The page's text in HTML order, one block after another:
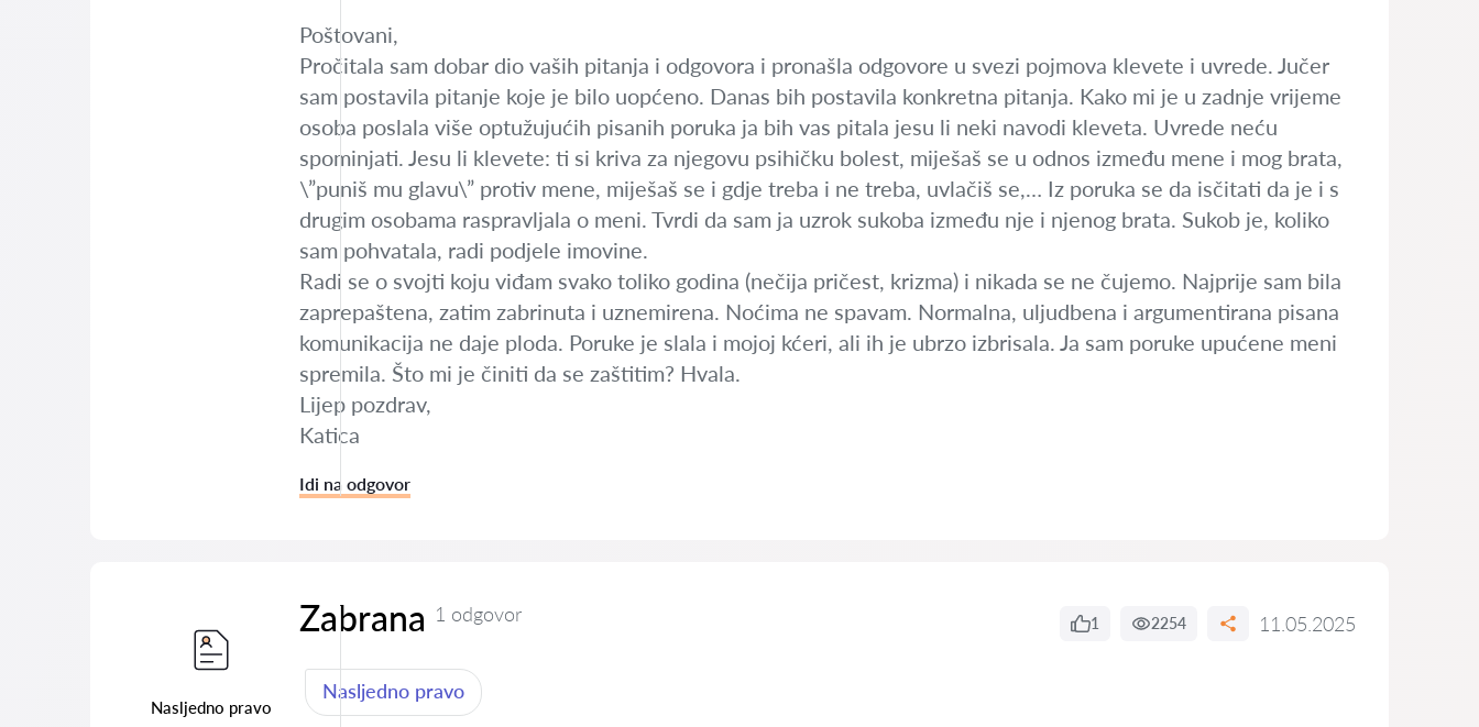
Poštovani,
Pročitala sam dobar dio vaših pitanja i odgovora i pronašla odgovore u svezi pojmova klevete i uvrede. Jučer
sam postavila pitanje koje je bilo uopćeno. Danas bih postavila konkretna pitanja. Kako mi je u zadnje vrijeme
osoba poslala više optužujućih pisanih poruka ja bih vas pitala jesu li neki navodi kleveta. Uvrede neću
spominjati. Jesu li klevete: ti si kriva za njegovu psihičku bolest, miješaš se u odnos između mene i mog brata,
\”puniš mu glavu\” protiv mene, miješaš se i gdje treba i ne treba, uvlačiš se,… Iz poruka se da isčitati da je i s
drugim osobama raspravljala o meni. Tvrdi da sam ja uzrok sukoba između nje i njenog brata. Sukob je, koliko
sam pohvatala, radi podjele imovine.
Radi se o svojti koju viđam svako toliko godina (nečija pričest, krizma) i nikada se ne čujemo. Najprije sam bila
zaprepaštena, zatim zabrinuta i uznemirena. Noćima ne spavam. Normalna, uljudbena i argumentirana pisana
komunikacija ne daje ploda. Poruke je slala i mojoj kćeri, ali ih je ubrzo izbrisala. Ja sam poruke upućene meni
spremila. Što mi je činiti da se zaštitim? Hvala.
Lijep pozdrav,
Katica
Idi na odgovor
Nasljedno pravo
Zabrana 1 odgovor 1 2254 11.05.2025
Nasljedno pravo